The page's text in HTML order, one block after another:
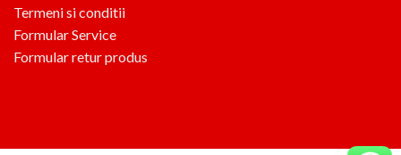
Termeni si conditii
Formular Service
Formular retur produs